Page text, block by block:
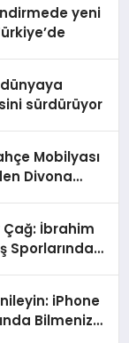
yeni
sürdürüyor
Mobilyası
Divona
Çağ: İbrahim
Sporlarında
iPhone
Bilmeniz